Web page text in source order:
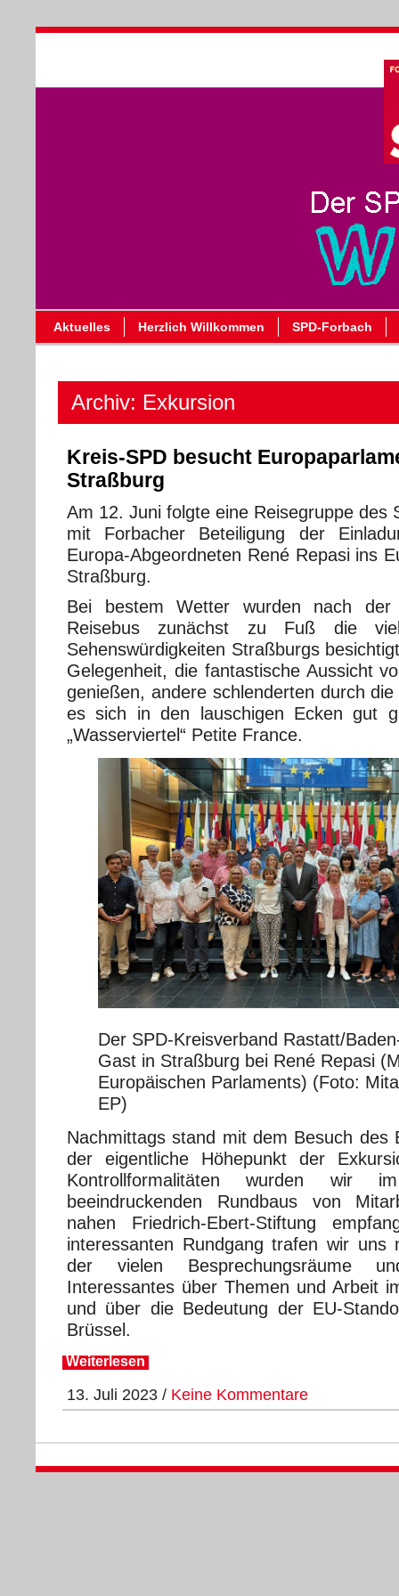
Aktuelles Herzlich Willkommen SPD-Forbach
Archiv: Exkursion
Kreis-SPD besucht
Straßburg
Am 12. Juni folgte eine Reisegruppe des
mit Forbacher Beteiligung der
Europa-Abgeordneten René Repasi ins
Straßburg.
Bei bestem Wetter wurden nach
Reisebus zunächst zu Fuß die
Sehenswürdigkeiten Straßburgs
Gelegenheit, die fantastische Aussicht
genießen, andere schlenderten durch
es sich in den lauschigen Ecken gut
„Wasserviertel“ Petite France.
Der SPD-Kreisverband Rastatt/
Gast in Straßburg bei René Repasi
Europäischen Parlaments) (Foto:
EP)
Nachmittags stand mit dem Besuch des
der eigentliche Höhepunkt der
Kontrollformalitäten wurden wir
beeindruckenden Rundbaus von
nahen Friedrich-Ebert-Stiftung
interessanten Rundgang trafen wir uns
der vielen Besprechungsräume
Interessantes über Themen und Arbeit
und über die Bedeutung der EU-
Brüssel.
Weiterlesen
13. Juli 2023 / Keine Kommentare